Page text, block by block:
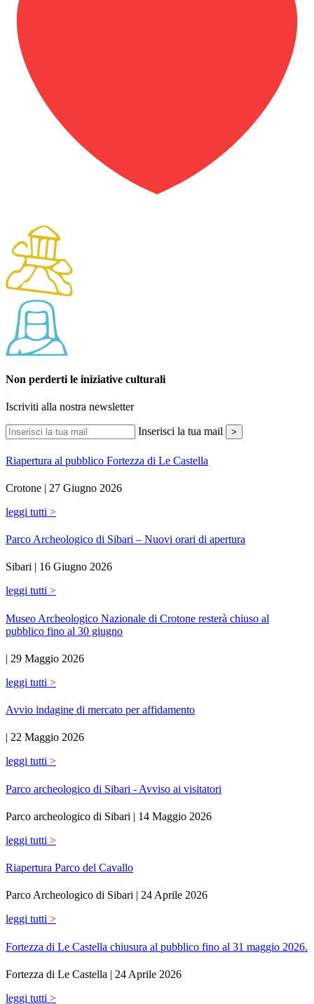
Non perderti le iniziative culturali
Iscriviti alla nostra newsletter
Inserisci la tua mail >
Riapertura al pubblico Fortezza di Le Castella
Crotone | 27 Giugno 2026
leggi tutti >
Parco Archeologico di Sibari – Nuovi orari di apertura
Sibari | 16 Giugno 2026
leggi tutti >
Museo Archeologico Nazionale di Crotone resterà chiuso al
pubblico fino al 30 giugno
| 29 Maggio 2026
leggi tutti >
Avvio indagine di mercato per affidamento
| 22 Maggio 2026
leggi tutti >
Parco archeologico di Sibari - Avviso ai visitatori
Parco archeologico di Sibari | 14 Maggio 2026
leggi tutti >
Riapertura Parco del Cavallo
Parco Archeologico di Sibari | 24 Aprile 2026
leggi tutti >
Fortezza di Le Castella chiusura al pubblico fino al 31 maggio 2026.
Fortezza di Le Castella | 24 Aprile 2026
leggi tutti >